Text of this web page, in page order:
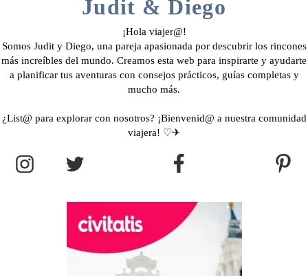
Judit & Diego
¡Hola viajer@!
Somos Judit y Diego, una pareja apasionada por descubrir los rincones
más increíbles del mundo. Creamos esta web para inspirarte y ayudarte
a planificar tus aventuras con consejos prácticos, guías completas y
mucho más.
¿List@ para explorar con nosotros? ¡Bienvenid@ a nuestra comunidad
viajera! ♡✈︎